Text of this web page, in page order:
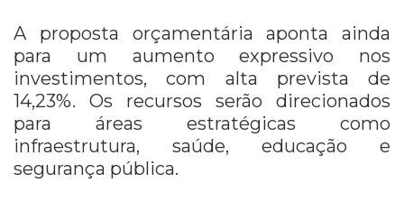
A proposta orçamentária aponta ainda
para um aumento expressivo nos
investimentos, com alta prevista de
14,23%. Os recursos serão direcionados
para áreas estratégicas como
infraestrutura, saúde, educação e
segurança pública.